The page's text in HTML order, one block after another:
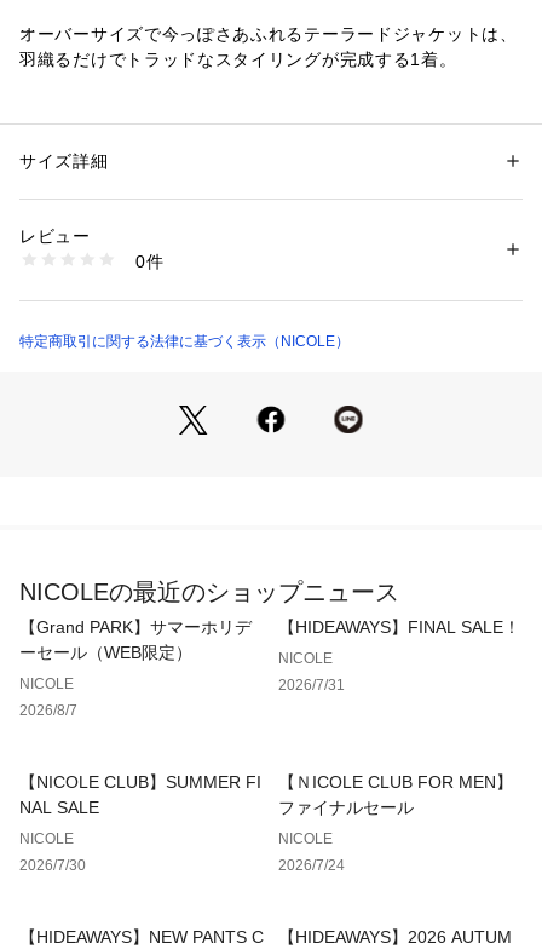
オーバーサイズで今っぽさあふれるテーラードジャケットは、
羽織るだけでトラッドなスタイリングが完成する1着。
ソをちらりと覗かせることができるデザインに仕上げました。
テムです。
※ 掲載画像の商品の色味は、 撮影場所や光の当たり具合など
性別：レディース
素材：表地：ポリエステル75％　レーヨン19％　ポリウレタン6％　裏
生産国：中国
洗濯：手洗い・ドライ
商品番号：1070000011948 （モール）
サイズ詳細
レビュー
0件
特定商取引に関する法律に基づく表示（NICOLE）
NICOLEの最近のショップニュース
【Grand PARK】サマーホリデ
ーセール（WEB限定）
NICOLE
2026/8/7
【HIDEAWAYS】FINAL SALE！
NICOLE
2026/7/31
【NICOLE CLUB】SUMMER FI
NAL SALE
NICOLE
2026/7/30
【ＮICOLE CLUB FOR MEN】
ファイナルセール
NICOLE
2026/7/24
【HIDEAWAYS】NEW PANTS C
【HIDEAWAYS】2026 AUTUM